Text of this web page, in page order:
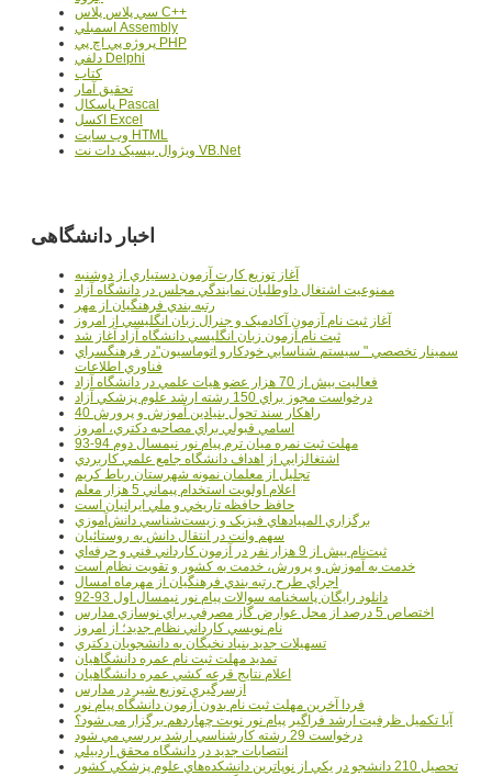
سي پلاس پلاس C++
اسمبلي Assembly
پروژه پي اچ پي PHP
دلفي Delphi
کتاب
تحقيق آمار
پاسکال Pascal
اکسل Excel
وب سايت HTML
ويژوال بيسيک دات نت VB.Net
اخبار دانشگاهی
آغاز توزيع کارت آزمون دستياري از دوشنبه
ممنوعيت اشتغال داوطلبان نمايندگي مجلس در دانشگاه آزاد
رتبه بندي فرهنگيان از مهر
آغاز ثبت نام آزمون آکادميک و جنرال زبان انگليسي از امروز
ثبت نام آزمون زبان انگليسي دانشگاه آزاد آغاز شد
سمينار تخصصي " سيستم شناسايي خودکارو اتوماسيون"در فرهنگسراي
فناوري اطلاعات
فعاليت بيش از 70 هزار عضو هيات علمي در دانشگاه آزاد
درخواست مجوز براي 150 رشته ارشد علوم پزشکي آزاد
40 راهکار سند تحول بنيادين آموزش و پرورش
اسامي قبولي براي مصاحبه دکتري، امروز
مهلت ثبت نمره میان ترم پیام نور نیمسال دوم 94-93
اشتغالزايي از اهداف دانشگاه جامع علمي کاربردي
تجليل از معلمان نمونه شهرستان رباط کريم
اعلام اولويت استخدام پيماني 5 هزار معلم
حافظ حافظه تاريخي و ملي ايرانيان است
برگزاري المپيادهاي فيزيک و زيست‌شناسي دانش‌آموزي
سهم وانت در انتقال دانش به روستائيان
ثبت‌نام بيش از 9 هزار نفر در آزمون کارداني فني و حرفه‌اي
خدمت به آموزش و پرورش، خدمت به کشور و تقويت نظام است
اجراي طرح رتبه بندي فرهنگيان از مهرماه امسال
دانلود رایگان پاسخنامه سوالات پیام نور نیمسال اول 93-92
اختصاص 5 درصد از محل عوارض گاز مصرفي براي نوسازي مدارس
نام نويسي کارداني نظام جديد؛ از امروز
تسهيلات جديد بنياد نخبگان به دانشجويان دکتري
تمديد مهلت ثبت نام عمره دانشگاهيان
اعلام نتايج قرعه کشي عمره دانشگاهيان
ازسرگيري توزيع شير در مدارس
فردا آخرین مهلت ثبت نام بدون آزمون دانشگاه پیام نور
آیا تکمیل ظرفیت ارشد فراگیر پیام نور نوبت چهاردهم برگزار می شود؟
درخواست 29 رشته کارشناسي ارشد بررسي مي شود
انتصابات جديد در دانشگاه محقق اردبيلي
تحصيل 210 دانشجو در يکي از نوپاترين دانشکده‌هاي علوم پزشکي کشور